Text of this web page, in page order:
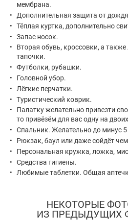
мембрана.
Дополнительная защита от
Тёплая куртка, дополнительно
Запас носок.
Вторая обувь, кроссовки, а
тапочки.
Футболки, рубашки.
Головной убор.
Лёгкие перчатки.
Туристический коврик.
Палатку желательно привезти
то привёзём для вас одну на
Спальник. Желательно до минус
Рюкзак, баул или даже сойдёт
Персональная кружка, ложка,
Средства гигиены.
Любимые таблетки. Общая
НЕКОТОРЫЕ
ИЗ ПРЕДЫДУЩИХ